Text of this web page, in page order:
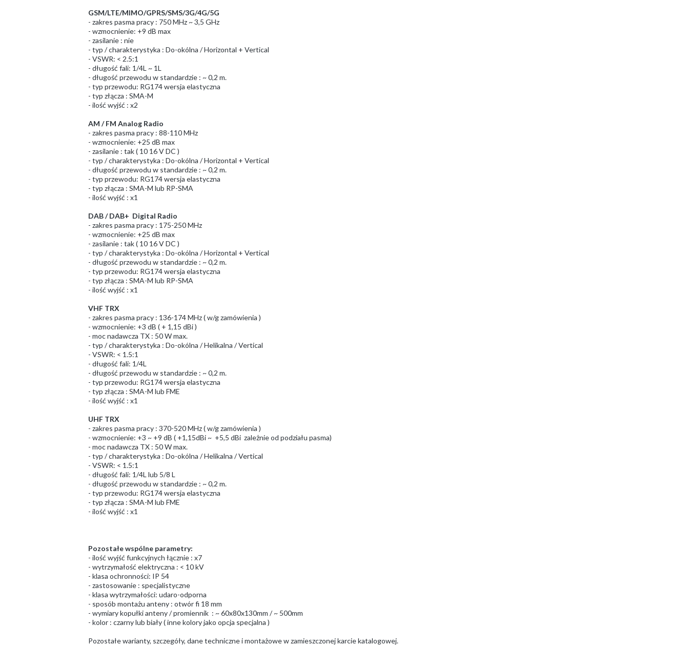
GSM/LTE/MIMO/GPRS/SMS/3G/4G/5G
- zakres pasma pracy : 750 MHz ~ 3,5 GHz
- wzmocnienie: +9 dB max
- zasilanie : nie
- typ / charakterystyka : Do-okólna / Horizontal + Vertical
- VSWR: < 2.5:1
- długość fali: 1/4L ~ 1L
- długość przewodu w standardzie : ~ 0,2 m.
- typ przewodu: RG174 wersja elastyczna
- typ złącza : SMA-M
- ilość wyjść : x2
AM / FM Analog Radio
- zakres pasma pracy : 88-110 MHz
- wzmocnienie: +25 dB max
- zasilanie : tak ( 10 16 V DC )
- typ / charakterystyka : Do-okólna / Horizontal + Vertical
- długość przewodu w standardzie : ~ 0,2 m.
- typ przewodu: RG174 wersja elastyczna
- typ złącza : SMA-M lub RP-SMA
- ilość wyjść : x1
DAB / DAB+ Digital Radio
- zakres pasma pracy : 175-250 MHz
- wzmocnienie: +25 dB max
- zasilanie : tak ( 10 16 V DC )
- typ / charakterystyka : Do-okólna / Horizontal + Vertical
- długość przewodu w standardzie : ~ 0,2 m.
- typ przewodu: RG174 wersja elastyczna
- typ złącza : SMA-M lub RP-SMA
- ilość wyjść : x1
VHF TRX
- zakres pasma pracy : 136-174 MHz ( w/g zamówienia )
- wzmocnienie: +3 dB ( + 1,15 dBi )
- moc nadawcza TX : 50 W max.
- typ / charakterystyka : Do-okólna / Helikalna / Vertical
- VSWR: < 1.5:1
- długość fali: 1/4L
- długość przewodu w standardzie : ~ 0,2 m.
- typ przewodu: RG174 wersja elastyczna
- typ złącza : SMA-M lub FME
- ilość wyjść : x1
UHF TRX
- zakres pasma pracy : 370-520 MHz ( w/g zamówienia )
- wzmocnienie: +3 ~ +9 dB ( +1,15dBi ~ +5,5 dBi zależnie od podziału pasma)
- moc nadawcza TX : 50 W max.
- typ / charakterystyka : Do-okólna / Helikalna / Vertical
- VSWR: < 1.5:1
- długość fali: 1/4L lub 5/8 L
- długość przewodu w standardzie : ~ 0,2 m.
- typ przewodu: RG174 wersja elastyczna
- typ złącza : SMA-M lub FME
- ilość wyjść : x1
Pozostałe wspólne parametry:
- ilość wyjść funkcyjnych łącznie : x7
- wytrzymałość elektryczna : < 10 kV
- klasa ochronności: IP 54
- zastosowanie : specjalistyczne
- klasa wytrzymałości: udaro-odporna
- sposób montażu anteny : otwór fi 18 mm
- wymiary kopułki anteny / promiennik : ~ 60x80x130mm / ~ 500mm
- kolor : czarny lub biały ( inne kolory jako opcja specjalna )
Pozostałe warianty, szczegóły, dane techniczne i montażowe w zamieszczonej karcie katalogowej.